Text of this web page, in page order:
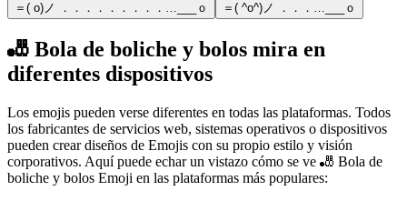
＝( o)ノ ．．．．．．．．．…___ｏ
＝( ^o^)ノ ．．．…___ｏ
🎳 Bola de boliche y bolos mira en
diferentes dispositivos
Los emojis pueden verse diferentes en todas las plataformas. Todos
los fabricantes de servicios web, sistemas operativos o dispositivos
pueden crear diseños de Emojis con su propio estilo y visión
corporativos. Aquí puede echar un vistazo cómo se ve 🎳 Bola de
boliche y bolos Emoji en las plataformas más populares: